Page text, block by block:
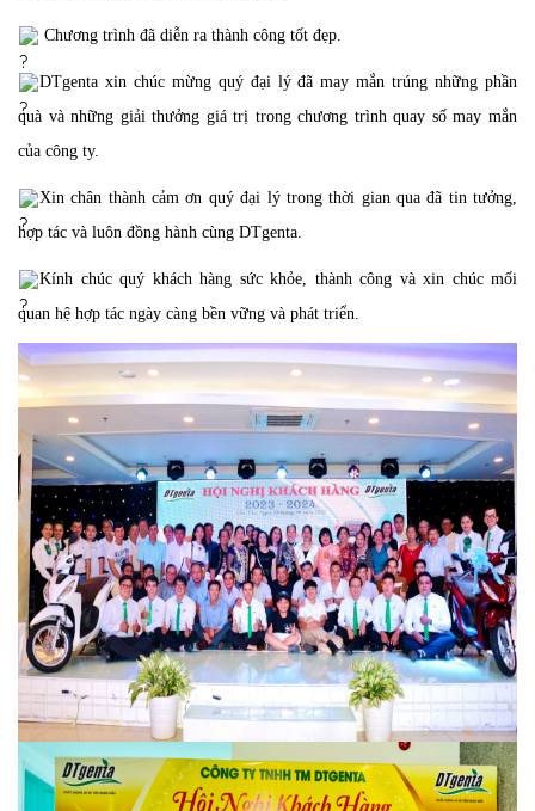
Chương trình đã diễn ra thành công tốt đẹp.
DTgenta xin chúc mừng quý đại lý đã may mắn trúng những phần
quà và những giải thưởng giá trị trong chương trình quay số may mắn
của công ty.
Xin chân thành cảm ơn quý đại lý trong thời gian qua đã tin tưởng,
hợp tác và luôn đồng hành cùng DTgenta.
Kính chúc quý khách hàng sức khỏe, thành công và xin chúc mối
quan hệ hợp tác ngày càng bền vững và phát triển.